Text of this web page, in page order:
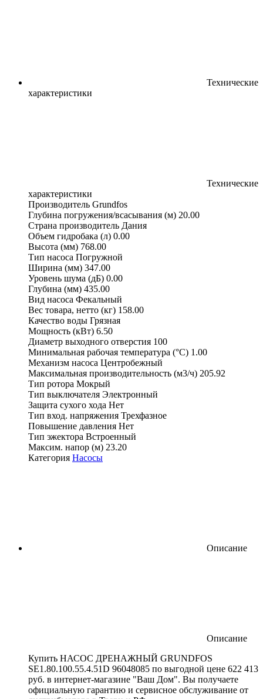
Технические
характеристики
Технические
характеристики
Производитель Grundfos
Глубина погружения/всасывания (м) 20.00
Страна производитель Дания
Объем гидробака (л) 0.00
Высота (мм) 768.00
Тип насоса Погружной
Ширина (мм) 347.00
Уровень шума (дБ) 0.00
Глубина (мм) 435.00
Вид насоса Фекальный
Вес товара, нетто (кг) 158.00
Качество воды Грязная
Мощность (кВт) 6.50
Диаметр выходного отверстия 100
Минимальная рабочая температура (°С) 1.00
Механизм насоса Центробежный
Максимальная производительность (м3/ч) 205.92
Тип ротора Мокрый
Тип выключателя Электронный
Защита сухого хода Нет
Тип вход. напряжения Трехфазное
Повышение давления Нет
Тип эжектора Встроенный
Максим. напор (м) 23.20
Категория Насосы
Описание
Описание
Купить НАСОС ДРЕНАЖНЫЙ GRUNDFOS
SE1.80.100.55.4.51D 96048085 по выгодной цене 622 413
руб. в интернет-магазине "Ваш Дом". Вы получаете
официальную гарантию и сервисное обслуживание от